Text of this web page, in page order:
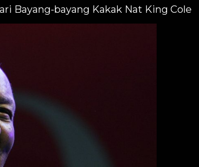
Bayang-bayang Kakak Nat King Cole